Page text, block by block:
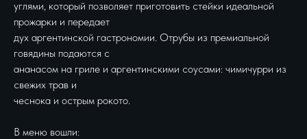
углями, который позволяет приготовить стейки идеальной
прожарки и передает
дух аргентинской гастрономии. Отрубы из премиальной
говядины подаются с
ананасом на гриле и аргентинскими соусами: чимичурри из
свежих трав и
чеснока и острым рокото.
В меню вошли: